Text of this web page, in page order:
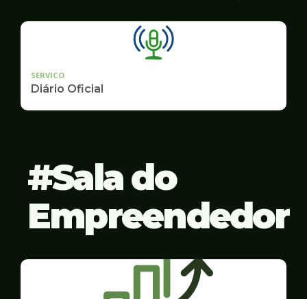
SERVICO
Diário Oficial
Sala do
Empreendedor